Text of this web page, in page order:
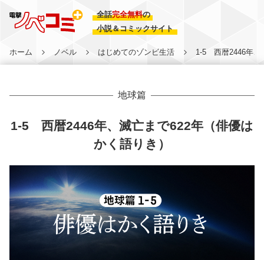
全話完全無料の
小説＆コミックサイト
ホーム ノベル はじめてのゾンビ生活 1-5 西暦2446年、
地球篇
1-5 西暦2446年、滅亡まで622年（俳優は
かく語りき）